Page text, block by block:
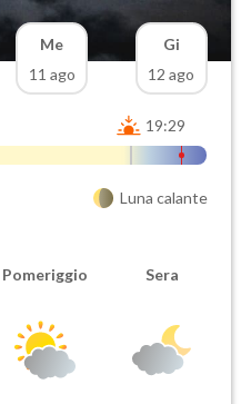
Me
11 ago
Gi
12 ago
19:29
Luna calante
Pomeriggio Sera